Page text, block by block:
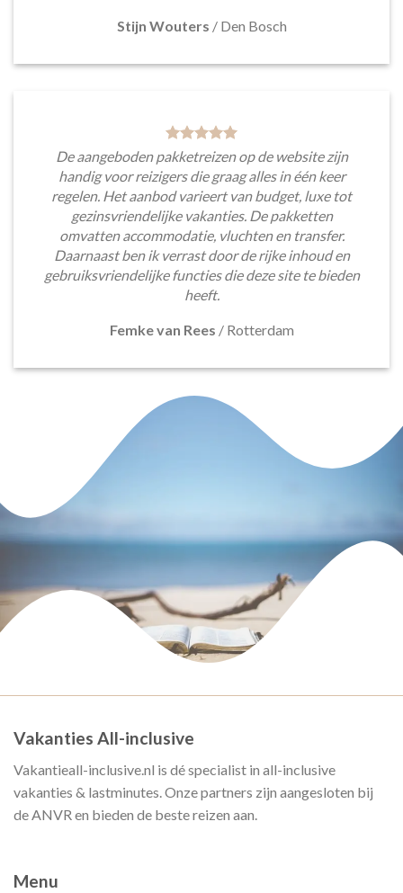
Stijn Wouters / Den Bosch
De aangeboden pakketreizen op de website zijn
handig voor reizigers die graag alles in één keer
regelen. Het aanbod varieert van budget, luxe tot
gezinsvriendelijke vakanties. De pakketten
omvatten accommodatie, vluchten en transfer.
Daarnaast ben ik verrast door de rijke inhoud en
gebruiksvriendelijke functies die deze site te bieden
heeft.
Femke van Rees / Rotterdam
Vakanties All-inclusive
Vakantieall-inclusive.nl is dé specialist in all-inclusive
vakanties & lastminutes. Onze partners zijn aangesloten bij
de ANVR en bieden de beste reizen aan.
Menu